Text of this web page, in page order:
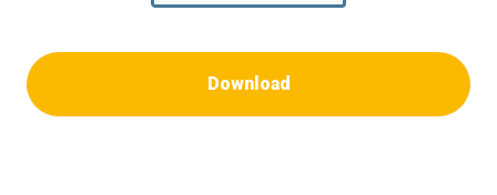
Download